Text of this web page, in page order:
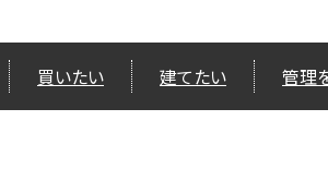
買いたい 建てたい 管理